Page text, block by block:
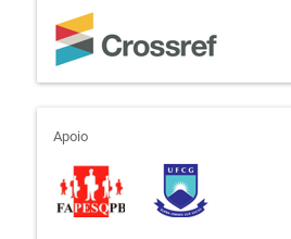
apoio
Apoio